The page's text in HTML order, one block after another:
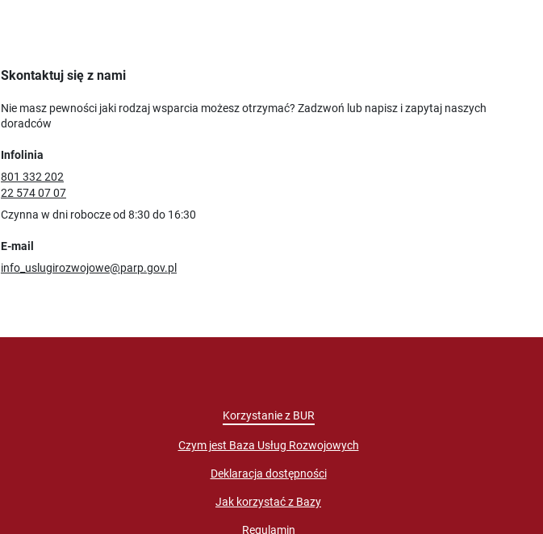
Skontaktuj się z nami
Nie masz pewności jaki rodzaj wsparcia możesz otrzymać? Zadzwoń lub napisz i zapytaj naszych
doradców
Infolinia
801 332 202
22 574 07 07
Czynna w dni robocze od 8:30 do 16:30
E-mail
info_uslugirozwojowe@parp.gov.pl
Korzystanie z BUR
Czym jest Baza Usług Rozwojowych
Deklaracja dostępności
Jak korzystać z Bazy
Regulamin